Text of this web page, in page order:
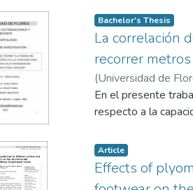
obtenidos mediante
vinculados al
componentes en
suplementación, el
la trayectoria
máster. Asimismo,
rendimiento, la
Bachelor's Thesis
La correlación
recorrer
(Universidad de
En el presente
respecto a la
Article
Effects of